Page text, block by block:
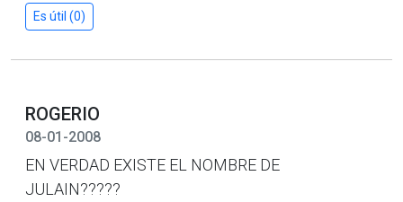
Es útil (0)
ROGERIO
08-01-2008
EN VERDAD EXISTE EL NOMBRE DE
JULAIN?????